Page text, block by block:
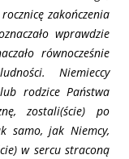
zakończenia
wprawdzie
równocześnie
Niemieccy
rodzice Państwa
zostali(ście) po
samo, jak Niemcy,
w sercu straconą